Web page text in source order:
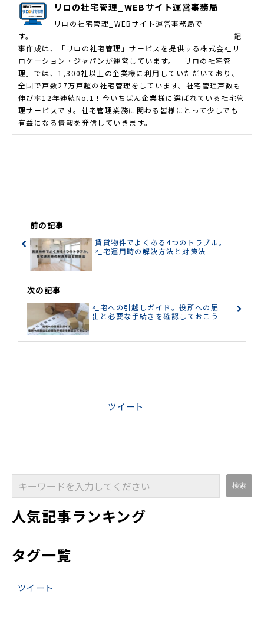
リロの社宅管理_WEBサイト運営事務局
リロの社宅管理_WEBサイト運営事務局で
す。 記
事作成は、「リロの社宅管理」サービスを提供する株式会社リ
ロケーション・ジャパンが運営しています。「リロの社宅管
理」では、1,300社以上の企業様に利用していただいており、
全国で戸数27万戸超の社宅管理をしています。社宅管理戸数も
伸び率12年連続No.1！今いちばん企業様に選ばれている社宅管
理サービスです。社宅管理業務に関わる皆様にとって少しでも
有益になる情報を発信していきます。
前の記事
賃貸物件でよくある4つのトラブル。
社宅運用時の解決方法と対策法
次の記事
社宅への引越しガイド。役所への届
出と必要な手続きを確認しておこう
ツイート
人気記事ランキング
タグ一覧
ツイート